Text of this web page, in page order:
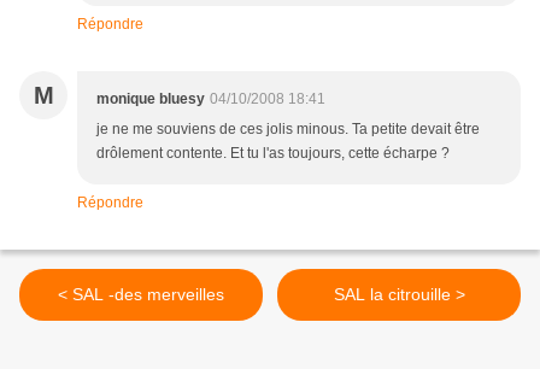
Répondre
M monique bluesy 04/10/2008 18:41
je ne me souviens de ces jolis minous. Ta petite devait être
drôlement contente. Et tu l'as toujours, cette écharpe ?
Répondre
< SAL -des merveilles SAL la citrouille >